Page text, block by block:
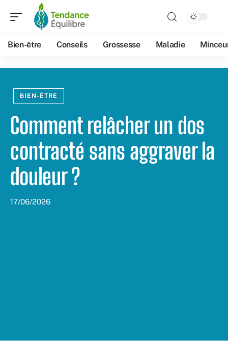
Bien-être Conseils Grossesse Maladie
BIEN-ÊTRE
Comment relâcher un dos
contracté sans aggraver la
douleur ?
17/06/2026